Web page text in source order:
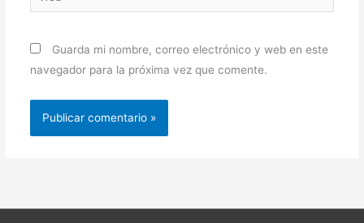
Guarda mi nombre, correo electrónico y web en este
navegador para la próxima vez que comente.